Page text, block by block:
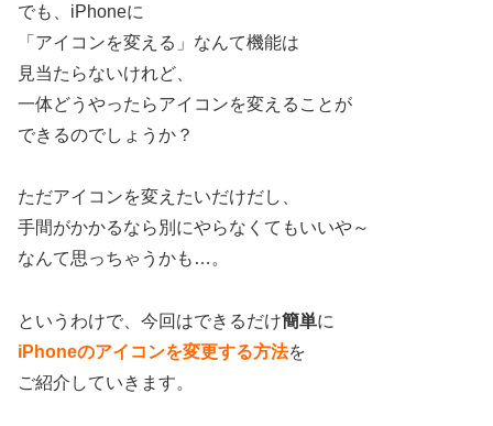
でも、iPhoneに
「アイコンを変える」なんて機能は
見当たらないけれど、
一体どうやったらアイコンを変えることが
できるのでしょうか？
ただアイコンを変えたいだけだし、
手間がかかるなら別にやらなくてもいいや～
なんて思っちゃうかも…。
というわけで、今回はできるだけ簡単に
iPhoneのアイコンを変更する方法を
ご紹介していきます。